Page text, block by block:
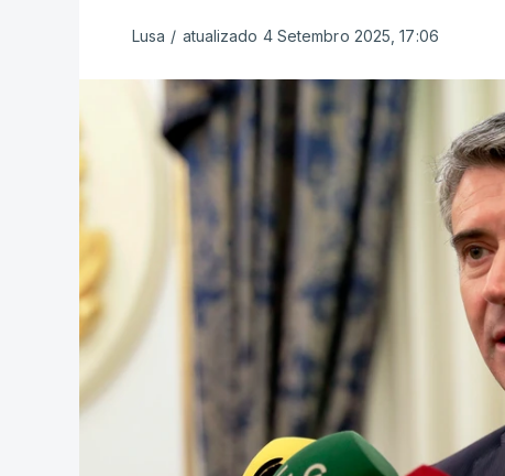
Lusa / atualizado 4 Setembro 2025, 17:06